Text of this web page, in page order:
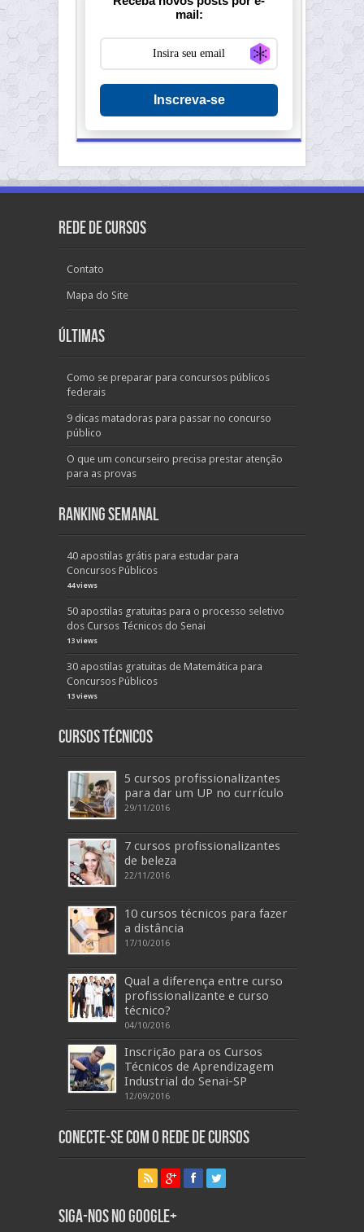
mail:
Inscreva-se
Rede de Cursos
Contato
Mapa do Site
Últimas
Como se preparar para concursos públicos
federais
9 dicas matadoras para passar no concurso
público
O que um concurseiro precisa prestar atenção
para as provas
Ranking Semanal
40 apostilas grátis para estudar para
Concursos Públicos
44 views
50 apostilas gratuitas para o processo seletivo
dos Cursos Técnicos do Senai
13 views
30 apostilas gratuitas de Matemática para
Concursos Públicos
13 views
Cursos Técnicos
5 cursos profissionalizantes
para dar um UP no currículo
29/11/2016
7 cursos profissionalizantes
de beleza
22/11/2016
10 cursos técnicos para fazer
a distância
17/10/2016
Qual a diferença entre curso
profissionalizante e curso
técnico?
04/10/2016
Inscrição para os Cursos
Técnicos de Aprendizagem
Industrial do Senai-SP
12/09/2016
Conecte-se com o Rede de Cursos
Siga-nos no Google+